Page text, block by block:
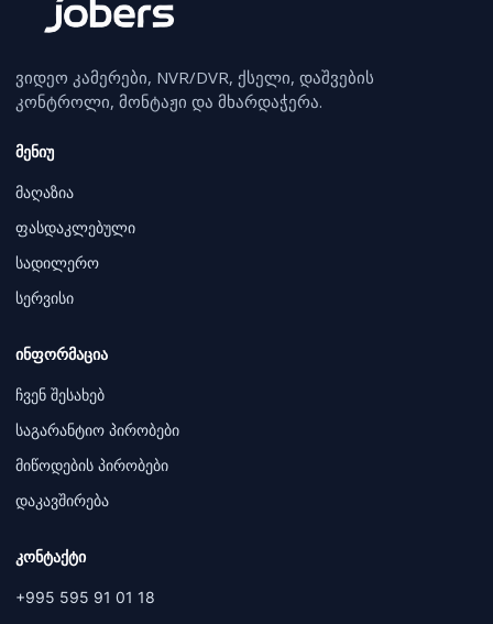
ვიდეო კამერები, NVR/DVR, ქსელი, დაშვების
კონტროლი, მონტაჟი და მხარდაჭერა.
მენიუ
მაღაზია
ფასდაკლებული
სადილერო
სერვისი
ინფორმაცია
ჩვენ შესახებ
საგარანტიო პირობები
მიწოდების პირობები
დაკავშირება
კონტაქტი
+995 595 91 01 18